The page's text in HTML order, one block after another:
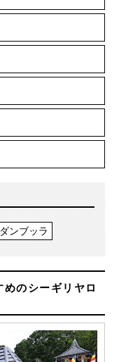
ダンブッラ
のシーギリヤロ